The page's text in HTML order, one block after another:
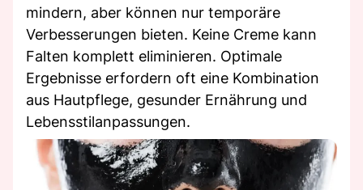
mindern, aber können nur temporäre
Verbesserungen bieten. Keine Creme kann
Falten komplett eliminieren. Optimale
Ergebnisse erfordern oft eine Kombination
aus Hautpflege, gesunder Ernährung und
Lebensstilanpassungen.